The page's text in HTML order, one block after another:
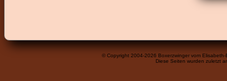
© Copyright 2004-2026 Boxerzwinger vom
Diese Seiten wurden zuletzt